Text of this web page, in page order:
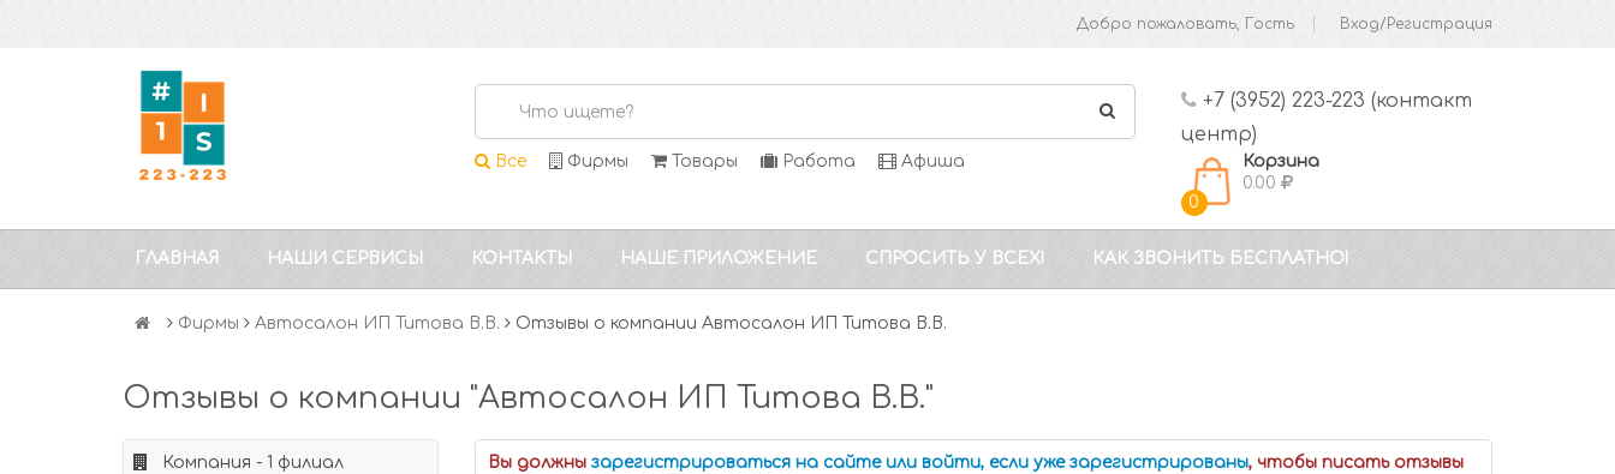
Добро пожаловать, Гость Вход/Регистрация
Все Фирмы Товары Работа Афиша
+7 (3952) 223-223 (контакт
центр)
0
Корзина
0.00
ГЛАВНАЯ НАШИ СЕРВИСЫ КОНТАКТЫ НАШЕ ПРИЛОЖЕНИЕ СПРОСИТЬ У ВСЕХ! КАК ЗВОНИТЬ БЕСПЛАТНО!
Фирмы Автосалон ИП Титова В.В. Отзывы о компании Автосалон ИП Титова В.В.
Отзывы о компании "Автосалон ИП Титова В.В."
Компания - 1 филиал Вы должны зарегистрироваться на сайте или войти, если уже зарегистрированы, чтобы писать отзывы